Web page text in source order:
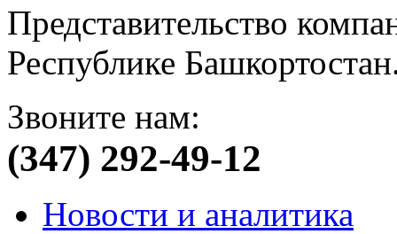
Представительство
Республике
Звоните нам:
(347) 292-49-12
Новости и аналитика